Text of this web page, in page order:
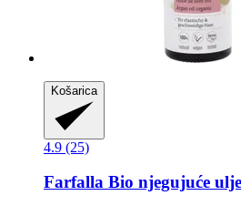
Košarica
4.9 (25)
Farfalla Bio njegujuće